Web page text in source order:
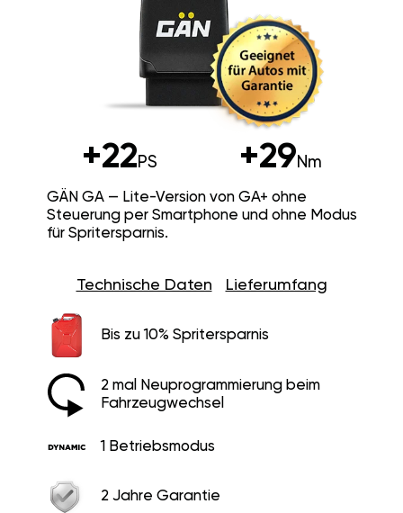
+22PS +29Nm
GÄN GA — Lite-Version von GA+ ohne
Steuerung per Smartphone und ohne Modus
für Spritersparnis.
Technische Daten Lieferumfang
Bis zu 10% Spritersparnis
2 mal Neuprogrammierung beim
Fahrzeugwechsel
1 Betriebsmodus
2 Jahre Garantie